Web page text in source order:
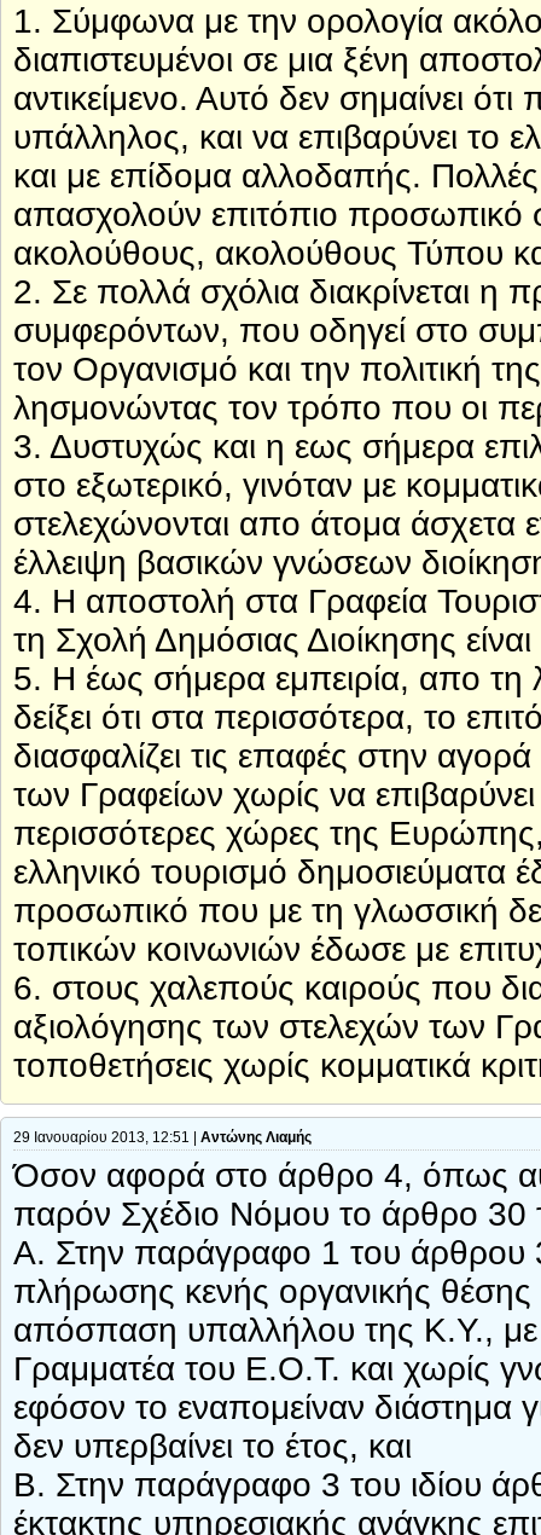
1. Σύμφωνα με την ορολογία
διαπιστευμένοι σε μια ξένη
αντικείμενο. Αυτό δεν σημαίνει
υπάλληλος, και να επιβαρύνει το
και με επίδομα αλλοδαπής.
απασχολούν επιτόπιο προσωπικό
ακολούθους, ακολούθους Τύπου
2. Σε πολλά σχόλια διακρίνεται η
συμφερόντων, που οδηγεί στο
τον Οργανισμό και την πολιτική
λησμονώντας τον τρόπο που οι
3. Δυστυχώς και η εως σήμερα
στο εξωτερικό, γινόταν με
στελεχώνονται απο άτομα άσχετα
έλλειψη βασικών γνώσεων
4. Η αποστολή στα Γραφεία
τη Σχολή Δημόσιας Διοίκησης
5. Η έως σήμερα εμπειρία, απο τη
δείξει ότι στα περισσότερα, το
διασφαλίζει τις επαφές στην
των Γραφείων χωρίς να
περισσότερες χώρες της
ελληνικό τουρισμό δημοσιεύματα
προσωπικό που με τη γλωσσική
τοπικών κοινωνιών έδωσε με
6. στους χαλεπούς καιρούς που
αξιολόγησης των στελεχών των
τοποθετήσεις χωρίς κομματικά
29 Ιανουαρίου 2013, 12:51 | Αντώνης Λιαμής
Όσον αφορά στο άρθρο 4, όπως
παρόν Σχέδιο Νόμου το άρθρο
Α. Στην παράγραφο 1 του άρθρου
πλήρωσης κενής οργανικής
απόσπαση υπαλλήλου της Κ.Υ., με
Γραμματέα του Ε.Ο.Τ. και χωρίς
εφόσον το εναπομείναν διάστημα
δεν υπερβαίνει το έτος, και
Β. Στην παράγραφο 3 του ιδίου
έκτακτης υπηρεσιακής ανάγκης